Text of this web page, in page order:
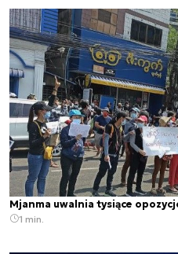
Mjanma uwalnia tysiące
1 min.